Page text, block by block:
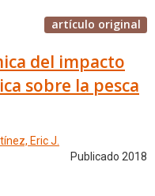
artículo original
del impacto
sobre la pesca
Eric J.
Publicado 2018